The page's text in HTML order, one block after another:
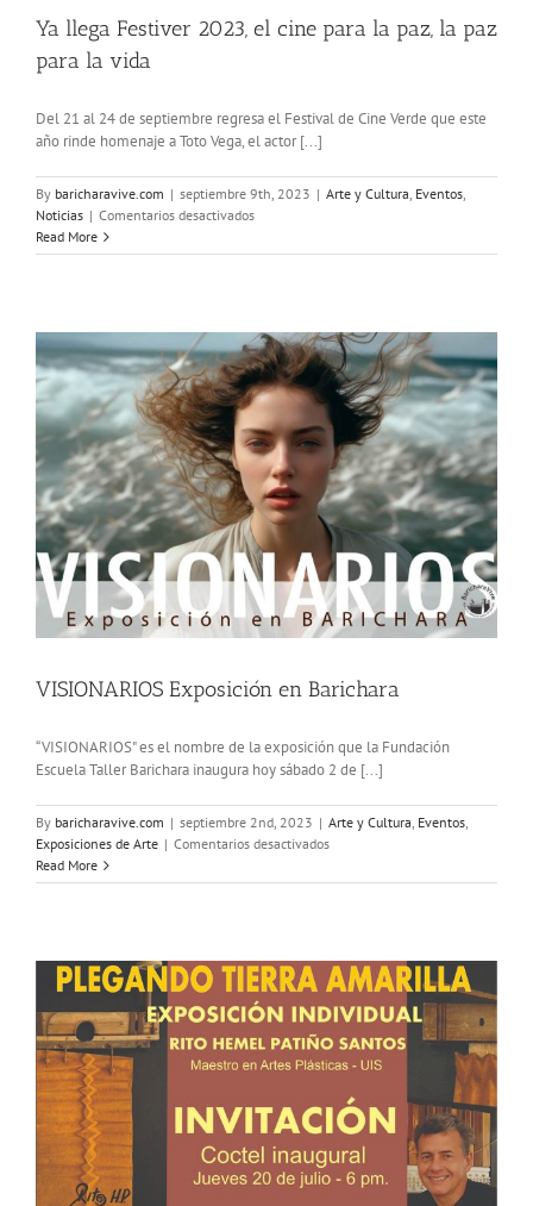
Ya llega Festiver 2023, el cine para la paz, la paz
para la vida
Del 21 al 24 de septiembre regresa el Festival de Cine Verde que este
año rinde homenaje a Toto Vega, el actor [...]
By baricharavive.com | septiembre 9th, 2023 | Arte y Cultura, Eventos,
Noticias | Comentarios desactivadosen
llega
cine
para
la
paz,
la
paz
para
la
vida
Read More
VISIONARIOS Exposición en Barichara
“VISIONARIOS" es el nombre de la exposición que la Fundación
Escuela Taller Barichara inaugura hoy sábado 2 de [...]
By baricharavive.com | septiembre 2nd, 2023 | Arte y Cultura, Eventos,
Exposiciones de Arte | Comentarios desactivadosen
Exposición
Read More